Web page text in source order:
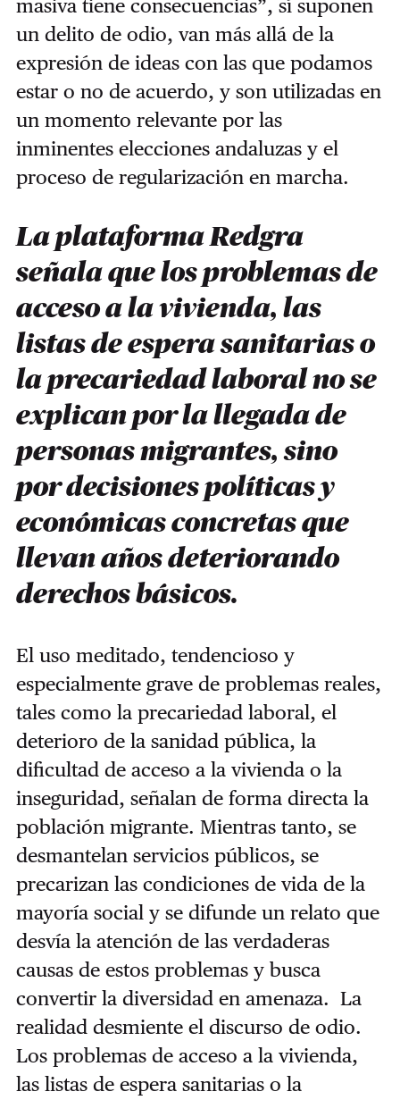
masiva tiene consecuencias”, sí suponen
un delito de odio, van más allá de la
expresión de ideas con las que podamos
estar o no de acuerdo, y son utilizadas en
un momento relevante por las
inminentes elecciones andaluzas y el
proceso de regularización en marcha.
La plataforma Redgra
señala que los problemas de
acceso a la vivienda, las
listas de espera sanitarias o
la precariedad laboral no se
explican por la llegada de
personas migrantes, sino
por decisiones políticas y
económicas concretas que
llevan años deteriorando
derechos básicos.
El uso meditado, tendencioso y
especialmente grave de problemas reales,
tales como la precariedad laboral, el
deterioro de la sanidad pública, la
dificultad de acceso a la vivienda o la
inseguridad, señalan de forma directa la
población migrante. Mientras tanto, se
desmantelan servicios públicos, se
precarizan las condiciones de vida de la
mayoría social y se difunde un relato que
desvía la atención de las verdaderas
causas de estos problemas y busca
convertir la diversidad en amenaza. La
realidad desmiente el discurso de odio.
Los problemas de acceso a la vivienda,
las listas de espera sanitarias o la